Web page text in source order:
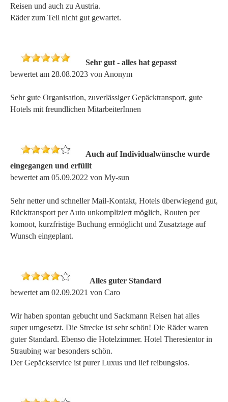
Reisen und auch zu Austria.
Räder zum Teil nicht gut gewartet.
Sehr gut - alles hat gepasst
bewertet am 28.08.2023 von Anonym
Sehr gute Organisation, zuverlässiger Gepäcktransport, gute
Hotels mit freundlichen MitarbeiterInnen
Auch auf Individualwünsche wurde
eingegangen und erfüllt
bewertet am 05.09.2022 von My-sun
Sehr netter und schneller Mail-Kontakt, Hotels überwiegend gut,
Rücktransport per Auto unkompliziert möglich, Routen per
komoot, kurzfristige Buchung ermöglicht und Zusatztage auf
Wunsch eingeplant.
Alles guter Standard
bewertet am 02.09.2021 von Caro
Wir haben spontan gebucht und Sackmann Reisen hat alles
super umgesetzt. Die Strecke ist sehr schön! Die Räder waren
guter Standard. Ebenso die Hotelzimmer. Hotel Theresientor in
Straubing war besonders schön.
Der Gepäckservice ist purer Luxus und lief reibungslos.